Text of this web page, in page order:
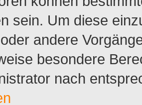
sein. Um diese
andere
besondere
nach